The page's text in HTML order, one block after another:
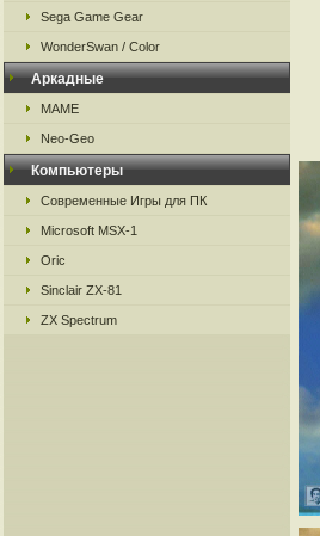
Sega Game Gear
WonderSwan / Color
Аркадные
MAME
Neo-Geo
Компьютеры
Современные Игры для ПК
Microsoft MSX-1
Oric
Sinclair ZX-81
ZX Spectrum